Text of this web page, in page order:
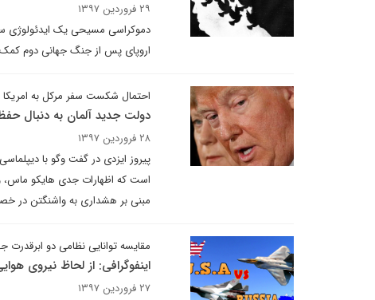
۲۹ فروردین ۱۳۹۷
دموکراسی مسیحی یک ایدئولوژی
اروپای پس از جنگ جهانی دوم
احتمال شکست سفر مرکل به
دولت جدید آلمان به دنبال
۲۸ فروردین ۱۳۹۷
پیروز ایزدی در گفت وگو با
است که اظهارات جدی هایکو ماس،
مبنی بر هشداری به واشنگتن در
مقایسه توانایی نظامی دو ابرقدرت
اینفوگرافی: از لحاظ نیروی
۲۷ فروردین ۱۳۹۷